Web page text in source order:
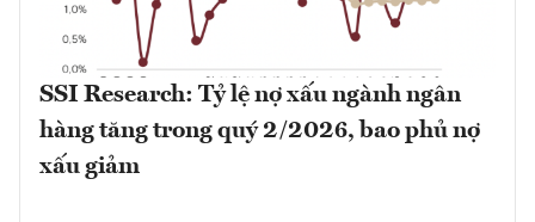
SSI Research: Tỷ lệ nợ xấu ngành ngân
hàng tăng trong quý 2/2026, bao phủ nợ
xấu giảm